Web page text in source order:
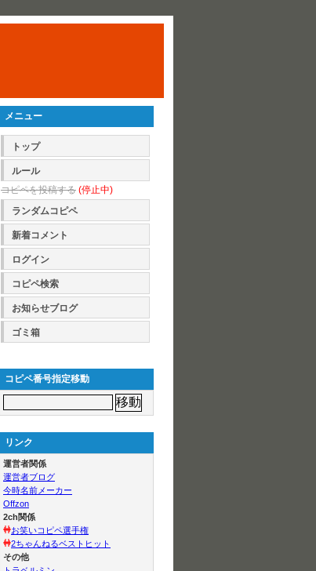
メニュー
トップ
ルール
コピペを投稿する (停止中)
ランダムコピペ
新着コメント
ログイン
コピペ検索
お知らせブログ
ゴミ箱
コピペ番号指定移動
リンク
運営者関係
運営者ブログ
今時名前メーカー
Offzon
2ch関係
お笑いコピペ選手権
2ちゃんねるベストヒット
その他